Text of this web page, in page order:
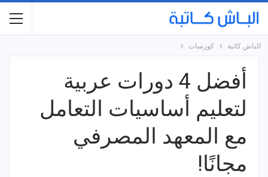
الباش كاتبة كورسات
أفضل 4 دورات عربية
لتعليم أساسيات التعامل
مع المعهد المصرفي
مجانًا!